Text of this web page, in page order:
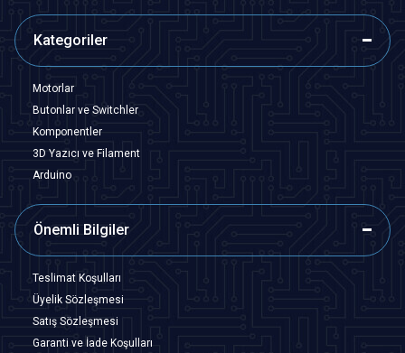
Kategoriler
Motorlar
Butonlar ve Switchler
Komponentler
3D Yazıcı ve Filament
Arduino
Önemli Bilgiler
Teslimat Koşulları
Üyelik Sözleşmesi
Satış Sözleşmesi
Garanti ve İade Koşulları